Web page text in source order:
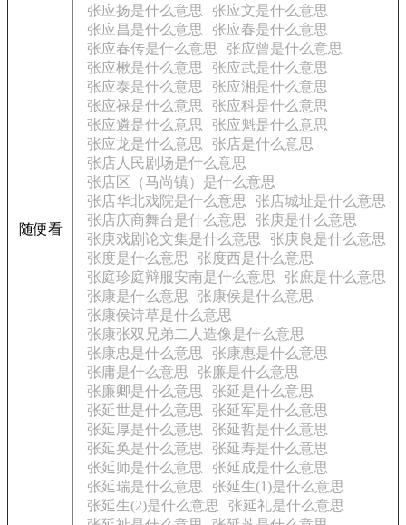
随便看
张应扬是什么意思
张应文是什么意思
张应昌是什么意思
张应春是什么意思
张应春传是什么意思
张应曾是什么意思
张应楸是什么意思
张应武是什么意思
张应泰是什么意思
张应湘是什么意思
张应禄是什么意思
张应科是什么意思
张应遴是什么意思
张应魁是什么意思
张应龙是什么意思
张店是什么意思
张店人民剧场是什么意思
张店区（马尚镇）是什么意思
张店华北戏院是什么意思
张店城址是什么意思
张店庆商舞台是什么意思
张庚是什么意思
张庚戏剧论文集是什么意思
张庚良是什么意思
张度是什么意思
张度西是什么意思
张庭珍庭辩服安南是什么意思
张庶是什么意思
张康是什么意思
张康侯是什么意思
张康侯诗草是什么意思
张康张双兄弟二人造像是什么意思
张康忠是什么意思
张康惠是什么意思
张庸是什么意思
张廉是什么意思
张廉卿是什么意思
张延是什么意思
张延世是什么意思
张延军是什么意思
张延厚是什么意思
张延哲是什么意思
张延奂是什么意思
张延寿是什么意思
张延师是什么意思
张延成是什么意思
张延瑞是什么意思
张延生(1)是什么意思
张延生(2)是什么意思
张延礼是什么意思